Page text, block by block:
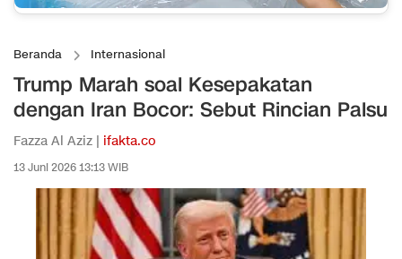
Beranda Internasional
Trump Marah soal Kesepakatan
dengan Iran Bocor: Sebut Rincian Palsu
Fazza Al Aziz | ifakta.co
13 Juni 2026 13:13 WIB